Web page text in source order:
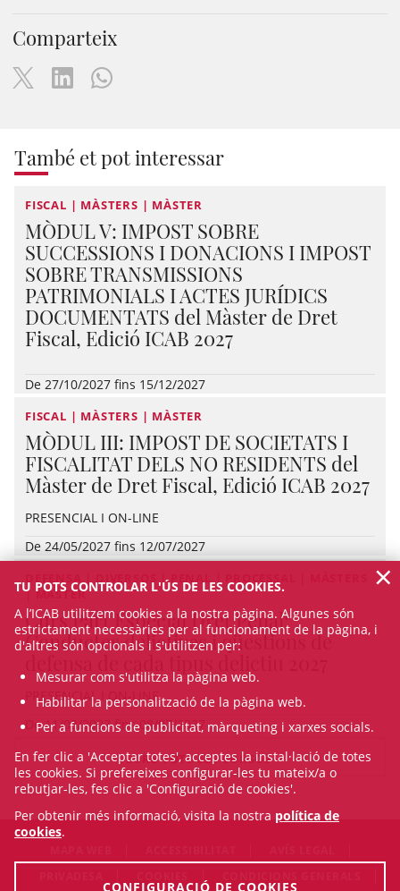
Comparteix
També et pot interessar
FISCAL | MÀSTERS | MÀSTER
MÒDUL V: IMPOST SOBRE
SUCCESSIONS I DONACIONS I IMPOST
SOBRE TRANSMISSIONS
PATRIMONIALS I ACTES JURÍDICS
DOCUMENTATS del Màster de Dret
Fiscal, Edició ICAB 2027
De 27/10/2027 fins 15/12/2027
FISCAL | MÀSTERS | MÀSTER
MÒDUL III: IMPOST DE SOCIETATS I
FISCALITAT DELS NO RESIDENTS del
Màster de Dret Fiscal, Edició ICAB 2027
PRESENCIAL I ON-LINE
De 24/05/2027 fins 12/07/2027
DEFENSA | DIVERSOS | PENAL | PROCESSAL | MÀSTERS
| MÀSTER
Curs Part Especial Dret Penal:
Conductes delictives i qüestions de
PRESENCIAL I ON-LINE
De 11/03/2027 fins 08/07/2027
VEURE TOTS ELS CURSOS
TU POTS CONTROLAR L'ÚS DE LES COOKIES.
A l’ICAB utilitzem cookies a la nostra pàgina. Algunes són
estrictament necessàries per al funcionament de la pàgina, i
d'altres són opcionals i s'utilitzen per:
Mesurar com s'utilitza la pàgina web.
Habilitar la personalització de la pàgina web.
Per a funcions de publicitat, màrqueting i xarxes socials.
En fer clic a 'Acceptar totes', acceptes la instal·lació de totes
les cookies. Si prefereixes configurar-les tu mateix/a o
rebutjar-les, fes clic a 'Configuració de cookies'.
Per obtenir més informació, visita la nostra política de
cookies.
CONFIGURACIÓ DE COOKIES
×